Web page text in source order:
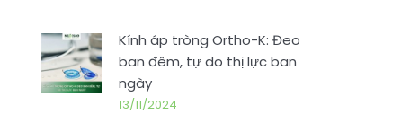
Kính áp tròng Ortho-K: Đeo
ban đêm, tự do thị lực ban
ngày
13/11/2024